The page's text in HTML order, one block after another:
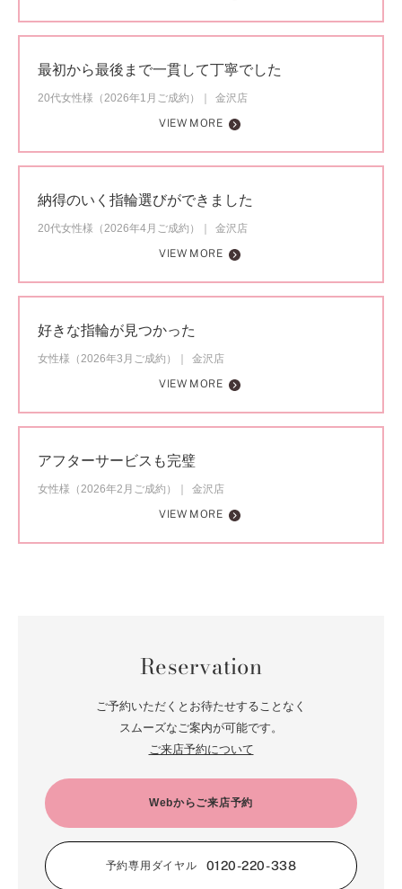
最初から最後まで一貫して丁寧でした
20代女性様（2026年1月ご成約）
金沢店
VIEW MORE
納得のいく指輪選びができました
20代女性様（2026年4月ご成約）
金沢店
VIEW MORE
好きな指輪が見つかった
女性様（2026年3月ご成約）
金沢店
VIEW MORE
アフターサービスも完璧
女性様（2026年2月ご成約）
金沢店
VIEW MORE
Reservation
ご予約いただくとお待たせすることなく
スムーズなご案内が可能です。
ご来店予約について
Webからご来店予約
予約専用ダイヤル 0120-220-338